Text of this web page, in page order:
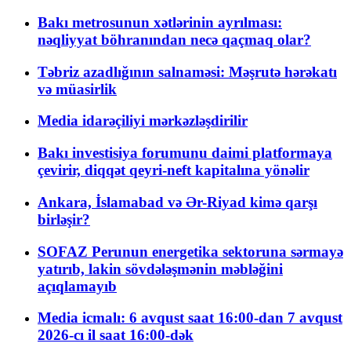
Bakı metrosunun xətlərinin ayrılması:
nəqliyyat böhranından necə qaçmaq olar?
Təbriz azadlığının salnaməsi: Məşrutə hərəkatı
və müasirlik
Media idarəçiliyi mərkəzləşdirilir
Bakı investisiya forumunu daimi platformaya
çevirir, diqqət qeyri-neft kapitalına yönəlir
Ankara, İslamabad və Ər-Riyad kimə qarşı
birləşir?
SOFAZ Perunun energetika sektoruna sərmayə
yatırıb, lakin sövdələşmənin məbləğini
açıqlamayıb
Media icmalı: 6 avqust saat 16:00-dan 7 avqust
2026-cı il saat 16:00-dək